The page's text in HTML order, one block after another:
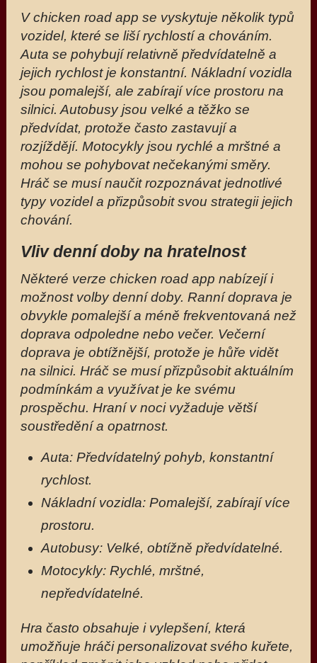
V chicken road app se vyskytuje několik typů
vozidel, které se liší rychlostí a chováním.
Auta se pohybují relativně předvídatelně a
jejich rychlost je konstantní. Nákladní vozidla
jsou pomalejší, ale zabírají více prostoru na
silnici. Autobusy jsou velké a těžko se
předvídat, protože často zastavují a
rozjíždějí. Motocykly jsou rychlé a mrštné a
mohou se pohybovat nečekanými směry.
Hráč se musí naučit rozpoznávat jednotlivé
typy vozidel a přizpůsobit svou strategii jejich
chování.
Vliv denní doby na hratelnost
Některé verze chicken road app nabízejí i
možnost volby denní doby. Ranní doprava je
obvykle pomalejší a méně frekventovaná než
doprava odpoledne nebo večer. Večerní
doprava je obtížnější, protože je hůře vidět
na silnici. Hráč se musí přizpůsobit aktuálním
podmínkám a využívat je ke svému
prospěchu. Hraní v noci vyžaduje větší
soustředění a opatrnost.
Auta: Předvídatelný pohyb, konstantní
rychlost.
Nákladní vozidla: Pomalejší, zabírají více
prostoru.
Autobusy: Velké, obtížně předvídatelné.
Motocykly: Rychlé, mrštné,
nepředvídatelné.
Hra často obsahuje i vylepšení, která
umožňuje hráči personalizovat svého kuřete,